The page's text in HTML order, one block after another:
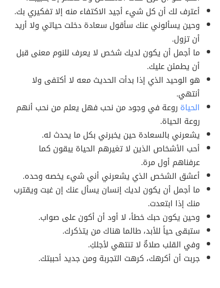
أعترف لك أن كل شيء أجيد الاكتفاء منه إلا تفكيري بك.
وحين يسألوني عنك سأقول سعادة دخلت حياتي ولا أريد
أن تزول.
ما أجمل أن يكون لديك شخص لا يعرف للنوم معنى قبل
أن يطمئن عليك.
هو الوحيد الذي إذا بدأت الحديث معه لا أكتفى ولا
أنتهي.
الحياة روعة في وجود من نحب فهل يعلم من نحب أنهم
روعة الحياة.
يشعرني بالسعادة حين يخبرني بكل ما يحدث له.
أحب الأشخاص الذين لا تغيرهم الحياة يبقون كما
عرفناهم أول مرة.
أعشق الشخص الذي يشعرني أني شيء يخصه وحده.
ما أجمل أن يكون لديك إنسان يسأل عنك إن غبت ويقترب
منك إذا ابتعدت.
وحين يكون حبك خطأ، لا أود أن أكون على صواب.
ستبقى حياً للأبد، طالما هناك من يتذكرك.
وفي القلب صلاةٌ لا تنتهي لأجلكِ.
جربت أن أكرهك، كرهت التجربة ومن جديد أحببتك.